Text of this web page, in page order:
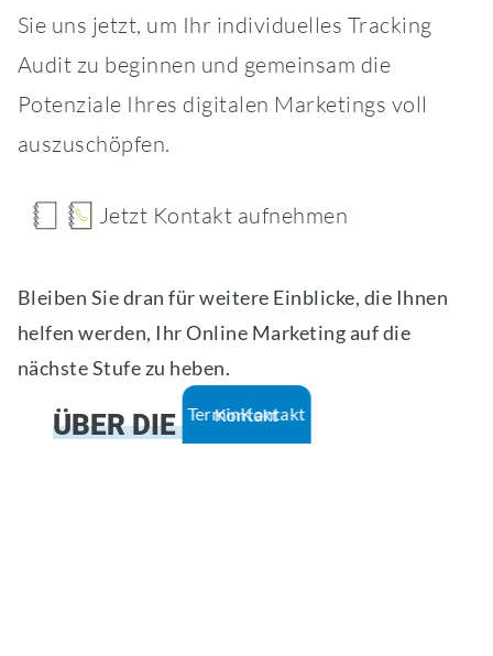
Sie uns jetzt, um Ihr individuelles Tracking
Audit zu beginnen und gemeinsam die
Potenziale Ihres digitalen Marketings voll
auszuschöpfen.
Jetzt Kontakt aufnehmen
Bleiben Sie dran für weitere Einblicke, die Ihnen
helfen werden, Ihr Online Marketing auf die
nächste Stufe zu heben.
ÜBER DIE AUTORIN
Kontakt
TerminKontakt